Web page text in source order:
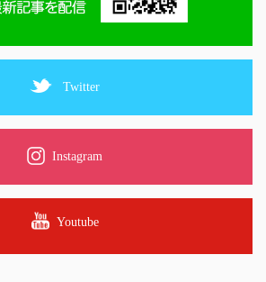
Twitter
Instagram
Youtube